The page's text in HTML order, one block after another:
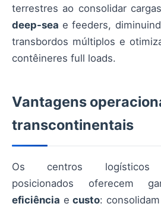
terrestres ao consolidar
deep-sea e feeders,
transbordos múltiplos e
contêineres full loads.
Vantagens
transcontinentais
Os centros logísticos
posicionados oferecem
eficiência ecusto: